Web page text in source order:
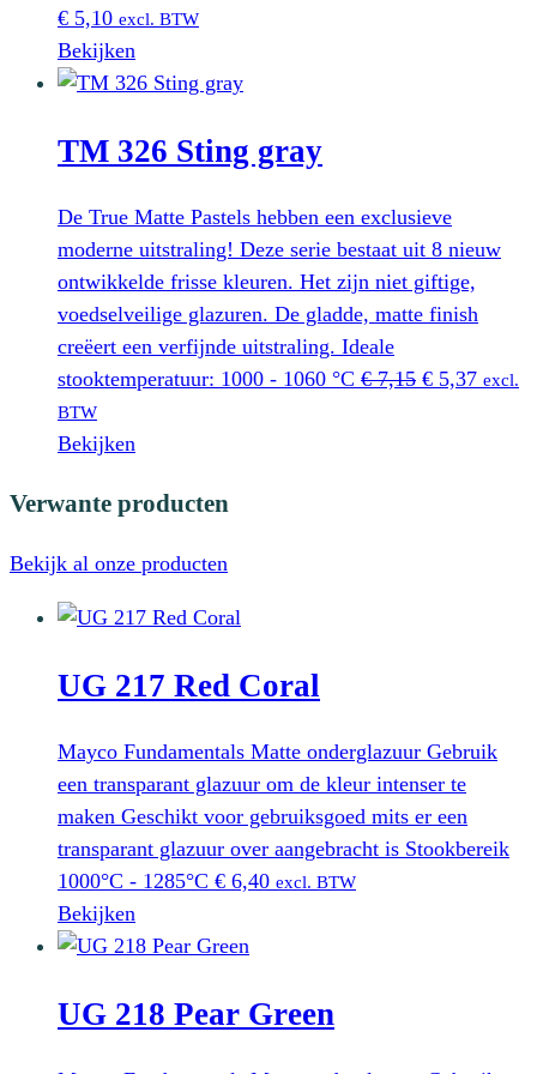
€ 5,10 excl. BTW
Bekijken
TM 326 Sting gray
De True Matte Pastels hebben een exclusieve
moderne uitstraling! Deze serie bestaat uit 8 nieuw
ontwikkelde frisse kleuren. Het zijn niet giftige,
voedselveilige glazuren. De gladde, matte finish
creëert een verfijnde uitstraling. Ideale
stooktemperatuur: 1000 - 1060 °C €7,15 € 5,37 excl.
BTW
Bekijken
Verwante producten
Bekijk al onze producten
UG 217 Red Coral
Mayco Fundamentals Matte onderglazuur Gebruik
een transparant glazuur om de kleur intenser te
maken Geschikt voor gebruiksgoed mits er een
transparant glazuur over aangebracht is Stookbereik
1000°C - 1285°C € 6,40 excl. BTW
Bekijken
UG 218 Pear Green